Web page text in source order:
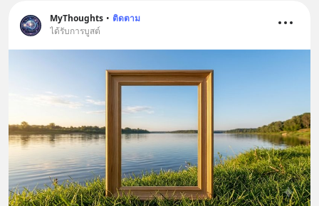
MyThoughts • ติดตาม
ได้รับการบูสต์